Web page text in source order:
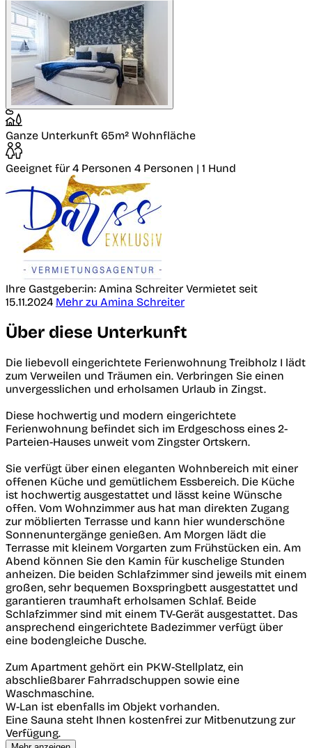
Ganze Unterkunft 65m² Wohnfläche
Geeignet für 4 Personen 4 Personen | 1 Hund
Ihre Gastgeber:in: Amina Schreiter Vermietet seit
15.11.2024 Mehr zu Amina Schreiter
Über diese Unterkunft
Die liebevoll eingerichtete Ferienwohnung Treibholz I lädt
zum Verweilen und Träumen ein. Verbringen Sie einen
unvergesslichen und erholsamen Urlaub in Zingst.
Diese hochwertig und modern eingerichtete
Ferienwohnung befindet sich im Erdgeschoss eines 2-
Parteien-Hauses unweit vom Zingster Ortskern.
Sie verfügt über einen eleganten Wohnbereich mit einer
offenen Küche und gemütlichem Essbereich. Die Küche
ist hochwertig ausgestattet und lässt keine Wünsche
offen. Vom Wohnzimmer aus hat man direkten Zugang
zur möblierten Terrasse und kann hier wunderschöne
Sonnenuntergänge genießen. Am Morgen lädt die
Terrasse mit kleinem Vorgarten zum Frühstücken ein. Am
Abend können Sie den Kamin für kuschelige Stunden
anheizen. Die beiden Schlafzimmer sind jeweils mit einem
großen, sehr bequemen Boxspringbett ausgestattet und
garantieren traumhaft erholsamen Schlaf. Beide
Schlafzimmer sind mit einem TV-Gerät ausgestattet. Das
ansprechend eingerichtete Badezimmer verfügt über
eine bodengleiche Dusche.
Zum Apartment gehört ein PKW-Stellplatz, ein
abschließbarer Fahrradschuppen sowie eine
Waschmaschine.
W-Lan ist ebenfalls im Objekt vorhanden.
Eine Sauna steht Ihnen kostenfrei zur Mitbenutzung zur
Verfügung.